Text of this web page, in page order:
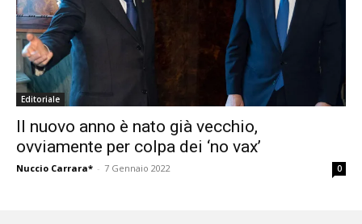
Editoriale
Il nuovo anno è nato già vecchio,
ovviamente per colpa dei ‘no vax’
Nuccio Carrara* - 7 Gennaio 2022 0